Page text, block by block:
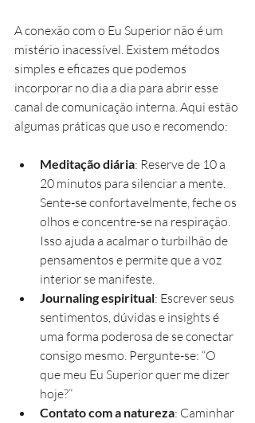
A conexão com o Eu Superior não é um
mistério inacessível. Existem métodos
simples e eficazes que podemos
incorporar no dia a dia para abrir esse
canal de comunicação interna. Aqui estão
algumas práticas que uso e recomendo:
Meditação diária: Reserve de 10 a
20 minutos para silenciar a mente.
Sente-se confortavelmente, feche os
olhos e concentre-se na respiração.
Isso ajuda a acalmar o turbilhão de
pensamentos e permite que a voz
interior se manifeste.
Journaling espiritual: Escrever seus
sentimentos, dúvidas e insights é
uma forma poderosa de se conectar
consigo mesmo. Pergunte-se: “O
que meu Eu Superior quer me dizer
hoje?”
Contato com a natureza: Caminhar